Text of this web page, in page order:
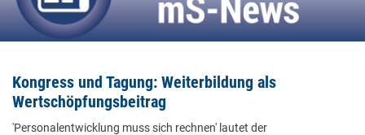
Kongress und Tagung: Weiterbildung als
Wertschöpfungsbeitrag
'Personalentwicklung muss sich rechnen' lautet der